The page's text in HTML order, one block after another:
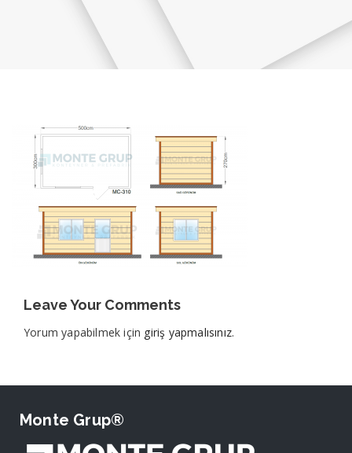
Leave Your Comments
Yorum yapabilmek için giriş yapmalısınız.
Monte Grup®